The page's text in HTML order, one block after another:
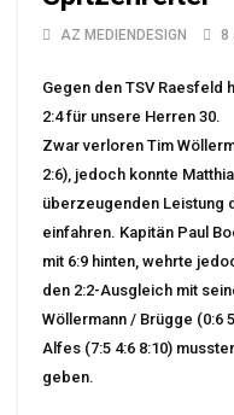
AZ MEDIENDESIGN 8
Gegen den TSV Raesfeld
2:4 für unsere Herren 30.
Zwar verloren Tim
2:6), jedoch konnte
überzeugenden Leistung
einfahren. Kapitän Paul
mit 6:9 hinten, wehrte
den 2:2-Ausgleich mit
Wöllermann / Brügge (0:6
Alfes (7:5 4:6 8:10)
geben.